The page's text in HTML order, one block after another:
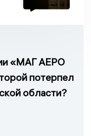
«МАГ АЕРО
потерпел
области?